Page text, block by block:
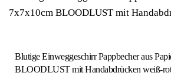
Blutige Einweggeschirr Pappbecher aus
BLOODLUST mit Handabdrücken weiß-rot